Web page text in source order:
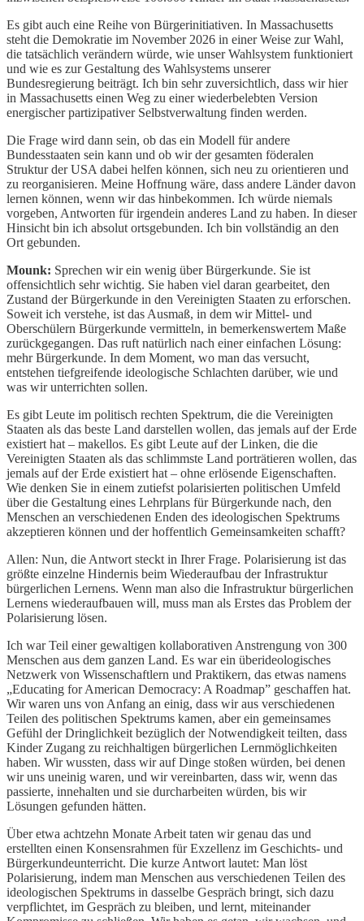
Es gibt auch eine Reihe von Bürgerinitiativen. In Massachusetts
steht die Demokratie im November 2026 in einer Weise zur Wahl,
die tatsächlich verändern würde, wie unser Wahlsystem funktioniert
und wie es zur Gestaltung des Wahlsystems unserer
Bundesregierung beiträgt. Ich bin sehr zuversichtlich, dass wir hier
in Massachusetts einen Weg zu einer wiederbelebten Version
energischer partizipativer Selbstverwaltung finden werden.
Die Frage wird dann sein, ob das ein Modell für andere
Bundesstaaten sein kann und ob wir der gesamten föderalen
Struktur der USA dabei helfen können, sich neu zu orientieren und
zu reorganisieren. Meine Hoffnung wäre, dass andere Länder davon
lernen können, wenn wir das hinbekommen. Ich würde niemals
vorgeben, Antworten für irgendein anderes Land zu haben. In dieser
Hinsicht bin ich absolut ortsgebunden. Ich bin vollständig an den
Ort gebunden.
Mounk: Sprechen wir ein wenig über Bürgerkunde. Sie ist
offensichtlich sehr wichtig. Sie haben viel daran gearbeitet, den
Zustand der Bürgerkunde in den Vereinigten Staaten zu erforschen.
Soweit ich verstehe, ist das Ausmaß, in dem wir Mittel- und
Oberschülern Bürgerkunde vermitteln, in bemerkenswertem Maße
zurückgegangen. Das ruft natürlich nach einer einfachen Lösung:
mehr Bürgerkunde. In dem Moment, wo man das versucht,
entstehen tiefgreifende ideologische Schlachten darüber, wie und
was wir unterrichten sollen.
Es gibt Leute im politisch rechten Spektrum, die die Vereinigten
Staaten als das beste Land darstellen wollen, das jemals auf der Erde
existiert hat – makellos. Es gibt Leute auf der Linken, die die
Vereinigten Staaten als das schlimmste Land porträtieren wollen, das
jemals auf der Erde existiert hat – ohne erlösende Eigenschaften.
Wie denken Sie in einem zutiefst polarisierten politischen Umfeld
über die Gestaltung eines Lehrplans für Bürgerkunde nach, den
Menschen an verschiedenen Enden des ideologischen Spektrums
akzeptieren können und der hoffentlich Gemeinsamkeiten schafft?
Allen: Nun, die Antwort steckt in Ihrer Frage. Polarisierung ist das
größte einzelne Hindernis beim Wiederaufbau der Infrastruktur
bürgerlichen Lernens. Wenn man also die Infrastruktur bürgerlichen
Lernens wiederaufbauen will, muss man als Erstes das Problem der
Polarisierung lösen.
Ich war Teil einer gewaltigen kollaborativen Anstrengung von 300
Menschen aus dem ganzen Land. Es war ein überideologisches
Netzwerk von Wissenschaftlern und Praktikern, das etwas namens
„Educating for American Democracy: A Roadmap” geschaffen hat.
Wir waren uns von Anfang an einig, dass wir aus verschiedenen
Teilen des politischen Spektrums kamen, aber ein gemeinsames
Gefühl der Dringlichkeit bezüglich der Notwendigkeit teilten, dass
Kinder Zugang zu reichhaltigen bürgerlichen Lernmöglichkeiten
haben. Wir wussten, dass wir auf Dinge stoßen würden, bei denen
wir uns uneinig waren, und wir vereinbarten, dass wir, wenn das
passierte, innehalten und sie durcharbeiten würden, bis wir
Lösungen gefunden hätten.
Über etwa achtzehn Monate Arbeit taten wir genau das und
erstellten einen Konsensrahmen für Exzellenz im Geschichts- und
Bürgerkundeunterricht. Die kurze Antwort lautet: Man löst
Polarisierung, indem man Menschen aus verschiedenen Teilen des
ideologischen Spektrums in dasselbe Gespräch bringt, sich dazu
verpflichtet, im Gespräch zu bleiben, und lernt, miteinander